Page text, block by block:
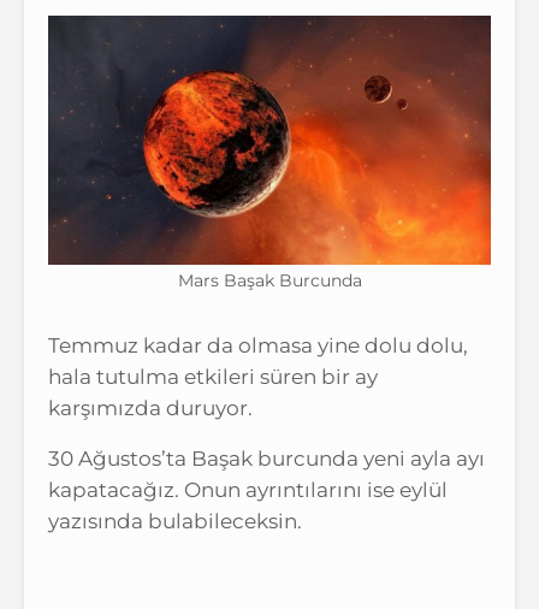
Mars Başak Burcunda
Temmuz kadar da olmasa yine dolu dolu,
hala tutulma etkileri süren bir ay
karşımızda duruyor.
30 Ağustos’ta Başak burcunda yeni ayla ayı
kapatacağız. Onun ayrıntılarını ise eylül
yazısında bulabileceksin.